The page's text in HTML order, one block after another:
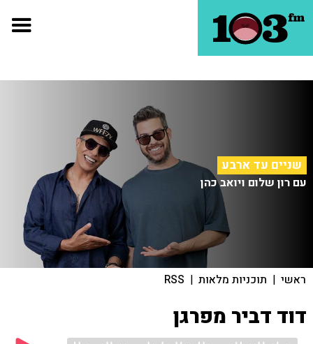
שניים עד ארבע
עם רון שלום ויואב כהן
ראשי | תוכניות מלאות |
RSS
דוד דביר מפרגן